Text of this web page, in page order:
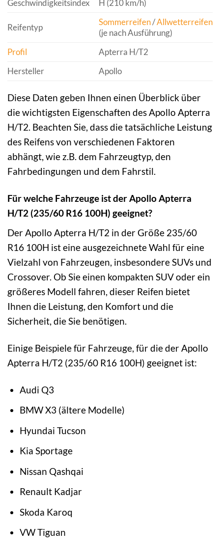
Geschwindigkeitsindex
H (210 km/h)
Reifentyp
Sommerreifen/Allwetterreifen
(je nach Ausführung)
Profil
Apterra H/T2
Hersteller
Apollo
Diese Daten geben Ihnen einen Überblick über
die wichtigsten Eigenschaften des Apollo Apterra
H/T2. Beachten Sie, dass die tatsächliche Leistung
des Reifens von verschiedenen Faktoren
abhängt, wie z.B. dem Fahrzeugtyp, den
Fahrbedingungen und dem Fahrstil.
Für welche Fahrzeuge ist der Apollo Apterra
H/T2 (235/60 R16 100H) geeignet?
Der Apollo Apterra H/T2 in der Größe 235/60
R16 100H ist eine ausgezeichnete Wahl für eine
Vielzahl von Fahrzeugen, insbesondere SUVs und
Crossover. Ob Sie einen kompakten SUV oder ein
größeres Modell fahren, dieser Reifen bietet
Ihnen die Leistung, den Komfort und die
Sicherheit, die Sie benötigen.
Einige Beispiele für Fahrzeuge, für die der Apollo
Apterra H/T2 (235/60 R16 100H) geeignet ist:
Audi Q3
BMW X3 (ältere Modelle)
Hyundai Tucson
Kia Sportage
Nissan Qashqai
Renault Kadjar
Skoda Karoq
VW Tiguan